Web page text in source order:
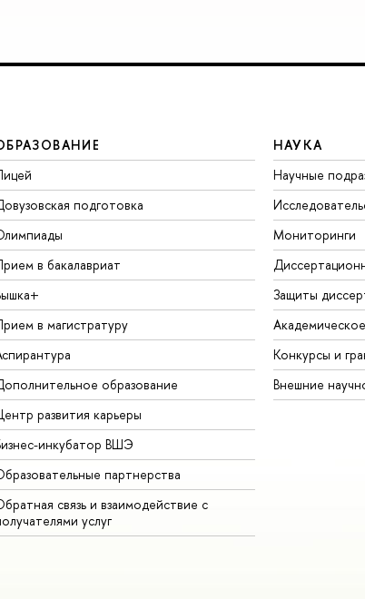
подготовка
в бакалавриат
в магистратуру
образование
развития карьеры
инкубатор ВШЭ
партнерства
связь и взаимодействие с
услуг
НАУКА
Научные
Мониторинги
Защиты
Конкурсы и
Внешние